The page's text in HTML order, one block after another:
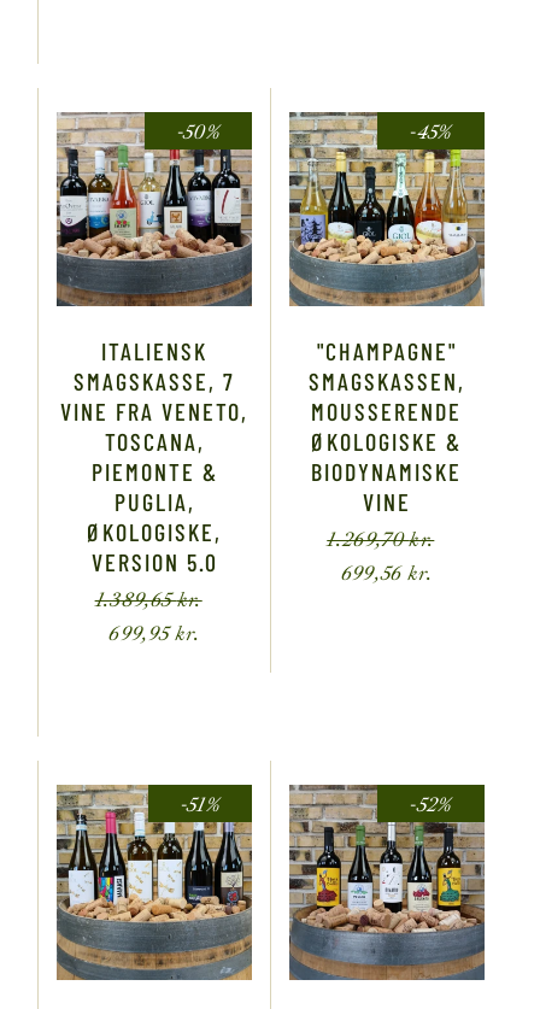
-50%
ITALIENSK
SMAGSKASSE, 7
VINE FRA VENETO,
TOSCANA,
PIEMONTE &
PUGLIA,
ØKOLOGISKE,
VERSION 5.0
1.389,65kr.
699,95kr.
-45%
"CHAMPAGNE"
SMAGSKASSEN,
MOUSSERENDE
ØKOLOGISKE &
BIODYNAMISKE
VINE
1.269,70kr.
699,56kr.
-51% -52%